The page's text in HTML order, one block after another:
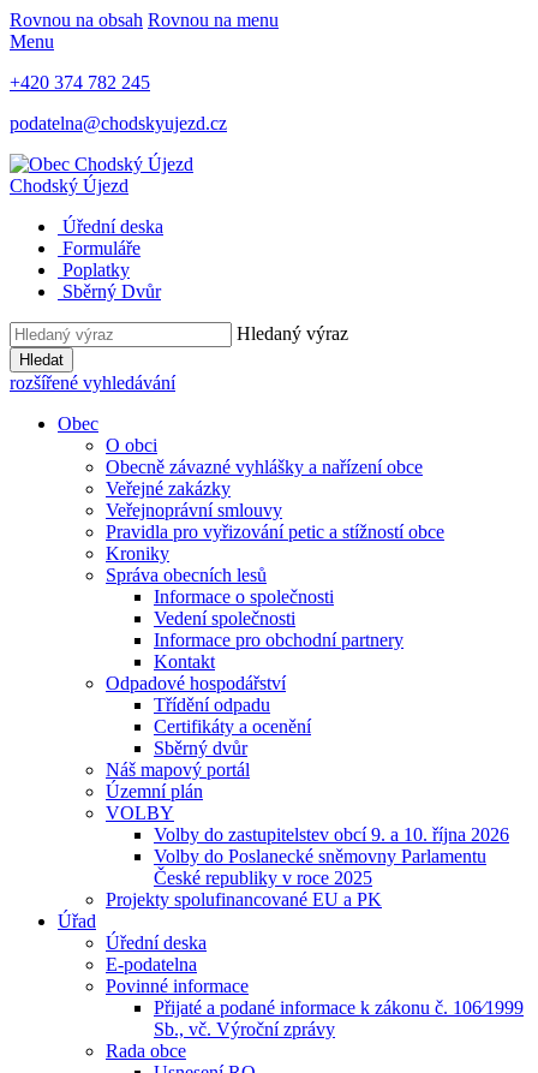
Rovnou na obsah Rovnou na menu
Menu
+420 374 782 245
podatelna@chodskyujezd.cz
Chodský Újezd
Úřední deska
Formuláře
Poplatky
Sběrný Dvůr
Hledaný výraz
Hledat
rozšířené vyhledávání
Obec
O obci
Obecně závazné vyhlášky a nařízení obce
Veřejné zakázky
Veřejnoprávní smlouvy
Pravidla pro vyřizování petic a stížností obce
Kroniky
Správa obecních lesů
Informace o společnosti
Vedení společnosti
Informace pro obchodní partnery
Kontakt
Odpadové hospodářství
Třídění odpadu
Certifikáty a ocenění
Sběrný dvůr
Náš mapový portál
Územní plán
VOLBY
Volby do zastupitelstev obcí 9. a 10. října 2026
Volby do Poslanecké sněmovny Parlamentu
České republiky v roce 2025
Projekty spolufinancované EU a PK
Úřad
Úřední deska
E-podatelna
Povinné informace
Přijaté a podané informace k zákonu č. 106⁄1999
Sb., vč. Výroční zprávy
Rada obce